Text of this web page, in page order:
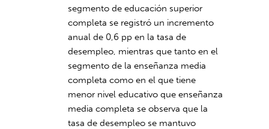
segmento de educación superior
completa se registró un incremento
anual de 0,6 pp en la tasa de
desempleo, mientras que tanto en el
segmento de la enseñanza media
completa como en el que tiene
menor nivel educativo que enseñanza
media completa se observa que la
tasa de desempleo se mantuvo